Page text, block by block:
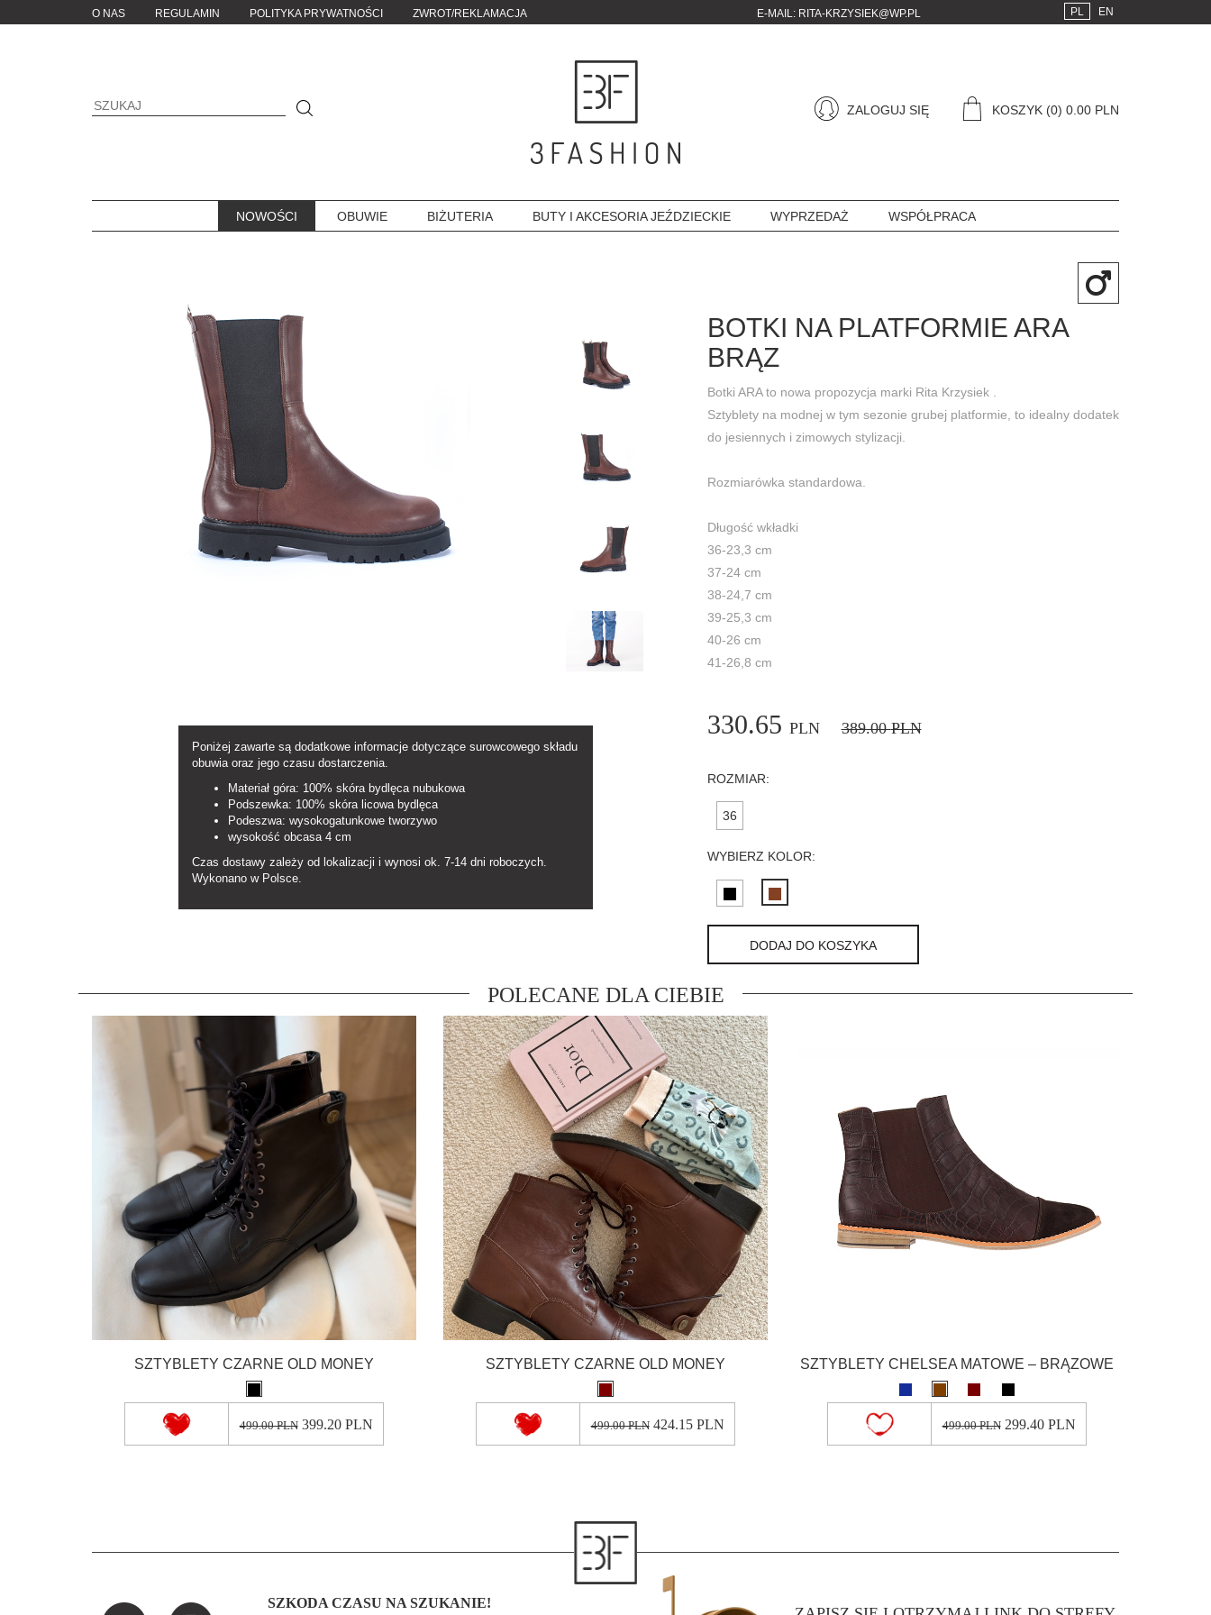
O NAS REGULAMIN POLITYKA PRYWATNOŚCI ZWROT/REKLAMACJA E-MAIL: RITA-KRZYSIEK@WP.PL PL EN
ZALOGUJ SIĘ KOSZYK (0) 0.00 PLN
NOWOŚCI OBUWIE BIŻUTERIA BUTY I AKCESORIA JEŹDZIECKIE WYPRZEDAŻ WSPÓŁPRACA
Poniżej zawarte są dodatkowe informacje dotyczące surowcowego składu
obuwia oraz jego czasu dostarczenia.
Materiał góra: 100% skóra bydlęca nubukowa
Podszewka: 100% skóra licowa bydlęca
Podeszwa: wysokogatunkowe tworzywo
wysokość obcasa 4 cm
Czas dostawy zależy od lokalizacji i wynosi ok. 7-14 dni roboczych.
Wykonano w Polsce.
BOTKI NA PLATFORMIE ARA
BRĄZ
Botki ARA to nowa propozycja marki Rita Krzysiek .
Sztyblety na modnej w tym sezonie grubej platformie, to idealny dodatek
do jesiennych i zimowych stylizacji.
Rozmiarówka standardowa.
Długość wkładki
36-23,3 cm
37-24 cm
38-24,7 cm
39-25,3 cm
40-26 cm
41-26,8 cm
330.65 PLN 389.00PLN
ROZMIAR:
36
WYBIERZ KOLOR:
DODAJ DO KOSZYKA
POLECANE DLA CIEBIE
SZTYBLETY CZARNE OLD MONEY
499.00 PLN 399.20 PLN
SZTYBLETY CZARNE OLD MONEY
499.00 PLN 424.15 PLN
SZTYBLETY CHELSEA MATOWE – BRĄZOWE
499.00 PLN 299.40 PLN
SZKODA CZASU NA SZUKANIE!